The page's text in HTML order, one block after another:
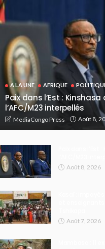
A LA UNE AFRIQUE
Paix dans l’Est :
l’AFC/M23 interpellés
MediaCongo Press Août 8,
Août 8, 2026
Août 7, 2026